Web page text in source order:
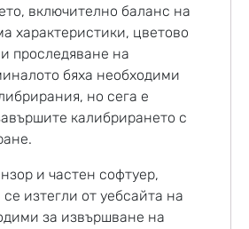
включително баланс на
характеристики, цветово
проследяване на
бяха необходими
но сега е
калибрирането с
и частен софтуер,
изтегли от уебсайта на
за извършване на